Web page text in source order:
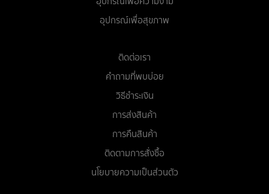
อุปกรณ์เพื่อสุขภาพ
ติดต่อเรา
คำถามที่พบบ่อย
วิธีชำระเงิน
การส่งสินค้า
การคืนสินค้า
ติดตามการสั่งซื้อ
นโยบายความเป็นส่วนตัว